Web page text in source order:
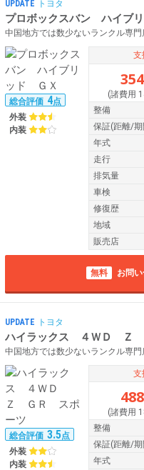
UPDATE トヨタ
プロボックスバン ハイブ
中国地方では数少ないランクル専門
総合評価 4点
外装
内装
支
(諸費用
整備
保証(距離/期
年式
走行
排気量
車検
修復歴
地域
販売店
無料 お問
UPDATE トヨタ
ハイラックス ４ＷＤ Ｚ
中国地方では数少ないランクル専門
総合評価 3.5点
外装
内装
支
(諸費用
整備
保証(距離/期
年式